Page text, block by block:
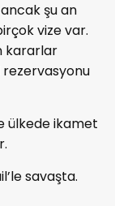
şu an
vize var.
kararlar
rezervasyonu
ülkede ikamet
savaşta.